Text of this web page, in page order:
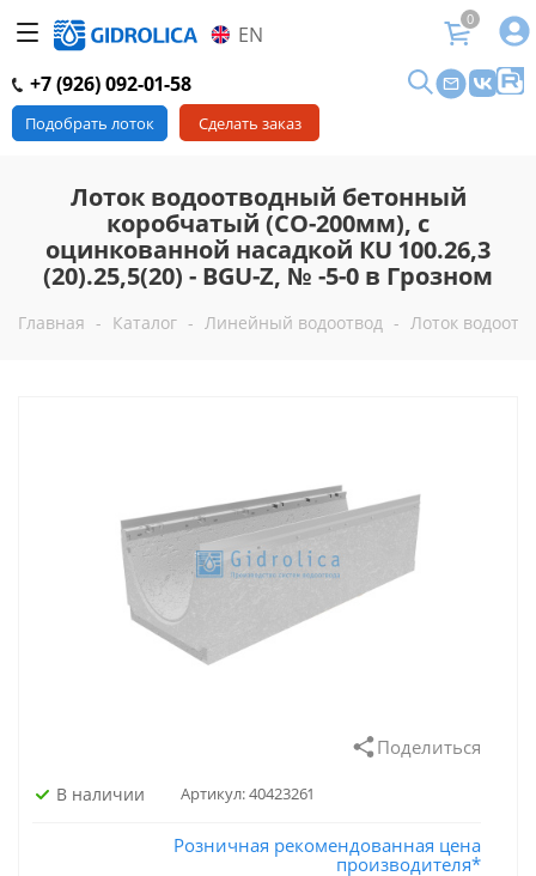
EN
0
+7 (926) 092-01-58
Подобрать лоток Сделать заказ
Лоток водоотводный бетонный
коробчатый (СО-200мм), с
оцинкованной насадкой КU 100.26,3
(20).25,5(20) - BGU-Z, № -5-0 в Грозном
Главная - Каталог - Линейный водоотвод - Лоток
Поделиться
В наличии Артикул:40423261
Розничная рекомендованная цена
производителя*